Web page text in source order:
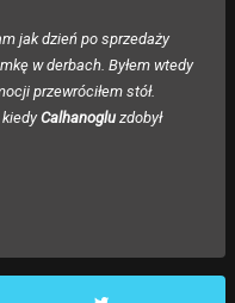
jak dzień po sprzedaży
w derbach. Byłem wtedy
przewróciłem stół.
kiedyCalhanoglu zdobył